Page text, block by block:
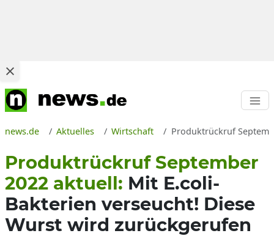
news.de Aktuelles Wirtschaft Produktrückruf
Produktrückruf September
2022 aktuell: Mit E.coli-
Bakterien verseucht! Diese
Wurst wird zurückgerufen